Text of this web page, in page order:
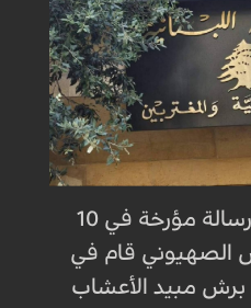
وأوضحت الوزارة، في رسالة مؤرخة في 10
الجيش الصهيوني قام في
الأول من فبراير 2026 برش مبيد الأعشاب